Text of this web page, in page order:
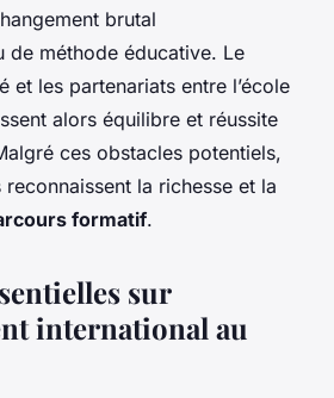
brutal
de méthode éducative. Le
et les partenariats entre l’école
alors équilibre et réussite
ces obstacles potentiels,
la richesse et la
formatif.
sur
international au